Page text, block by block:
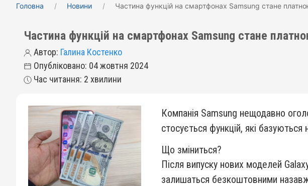
Головна Новини Частина функцій на смартфонах Samsung стане
Частина функцій на смартфонах Samsung стане
Автор: Галина Костенко
Опубліковано: 04 жовтня 2024
Час читання: 2 хвилини
Компанія Samsung нещодавно
стосується функцій, які
Що зміниться?
Після випуску нових моделей
залишаться безкоштовними